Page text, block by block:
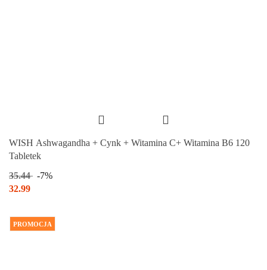
WISH Ashwagandha + Cynk + Witamina C+ Witamina B6 120
Tabletek
35.44
-7%
32.99
PROMOCJA